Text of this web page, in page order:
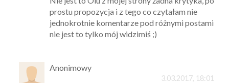
prostu propozycja i z tego co czytałam nie
jednokrotnie komentarze pod różnymi postami
nie jest to tylko mój widzimiś ;)
Anonimowy
3.03.2017, 18:01